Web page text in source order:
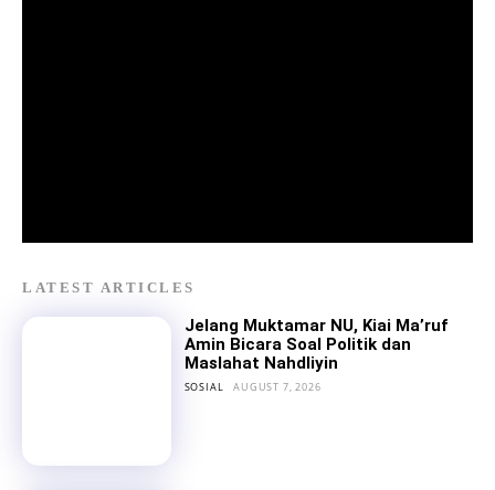
LATEST ARTICLES
Jelang Muktamar NU, Kiai Ma’ruf
Amin Bicara Soal Politik dan
Maslahat Nahdliyin
SOSIAL AUGUST 7, 2026